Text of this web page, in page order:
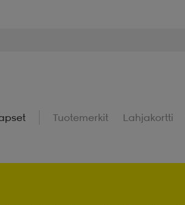
Tuotemerkit Lahjakortti